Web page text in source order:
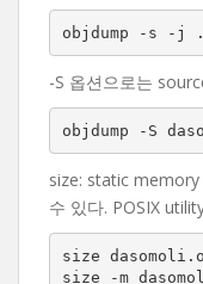
objdump -s -j
-S 옵션으로는
objdump -S
size: static
수 있다. POSIX
size
size -m